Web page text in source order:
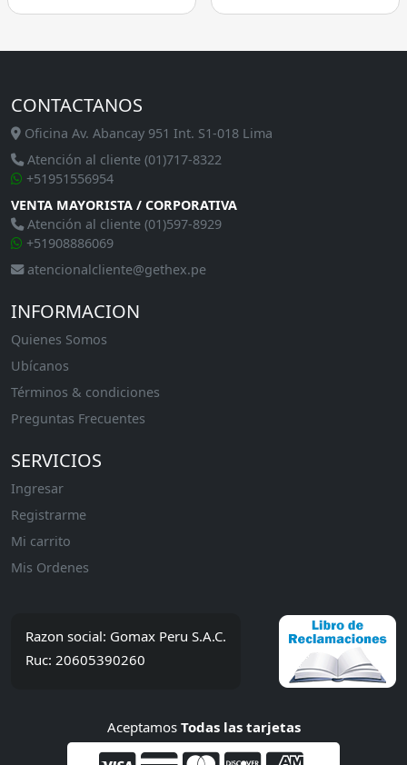
CONTACTANOS
Oficina Av. Abancay 951 Int. S1-018 Lima
Atención al cliente (01)717-8322
+51951556954
VENTA MAYORISTA / CORPORATIVA
Atención al cliente (01)597-8929
+51908886069
atencionalcliente@gethex.pe
INFORMACION
Quienes Somos
Ubícanos
Términos & condiciones
Preguntas Frecuentes
SERVICIOS
Ingresar
Registrarme
Mi carrito
Mis Ordenes
Razon social: Gomax Peru S.A.C.
Ruc: 20605390260
Aceptamos Todas las tarjetas